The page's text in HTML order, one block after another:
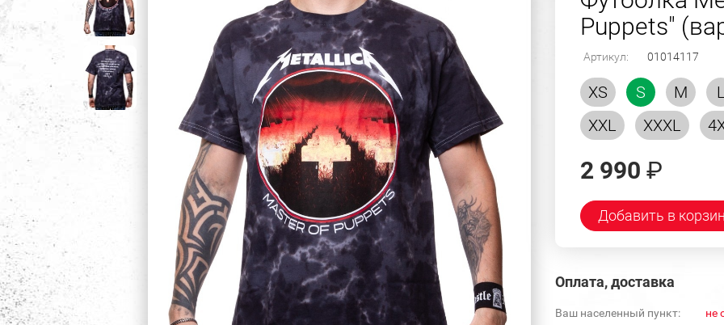
Puppets"
Артикул: 01014117
XS S M L
XXL
XXXL
2 990 ₽
Добавить в
Оплата, доставка
Ваш населенный пункт: не